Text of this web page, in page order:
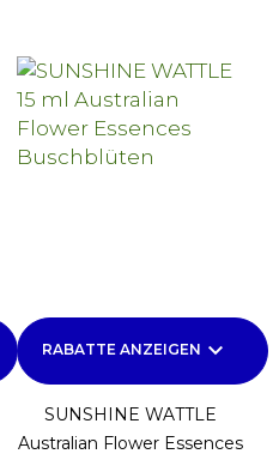
RABATTE ANZEIGEN keyboard_arrow_down
SUNSHINE WATTLE
Australian Flower Essences